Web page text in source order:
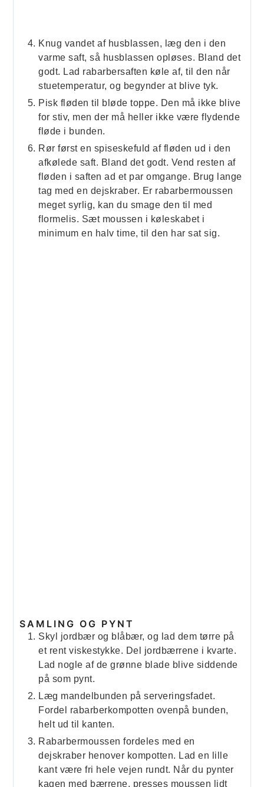
Knug vandet af husblassen, læg den i den
varme saft, så husblassen opløses. Bland det
godt. Lad rabarbersaften køle af, til den når
stuetemperatur, og begynder at blive tyk.
Pisk fløden til bløde toppe. Den må ikke blive
for stiv, men der må heller ikke være flydende
fløde i bunden.
Rør først en spiseskefuld af fløden ud i den
afkølede saft. Bland det godt. Vend resten af
fløden i saften ad et par omgange. Brug lange
tag med en dejskraber. Er rabarbermoussen
meget syrlig, kan du smage den til med
flormelis. Sæt moussen i køleskabet i
minimum en halv time, til den har sat sig.
SAMLING OG PYNT
Skyl jordbær og blåbær, og lad dem tørre på
et rent viskestykke. Del jordbærrene i kvarte.
Lad nogle af de grønne blade blive siddende
på som pynt.
Læg mandelbunden på serveringsfadet.
Fordel rabarberkompotten ovenpå bunden,
helt ud til kanten.
Rabarbermoussen fordeles med en
dejskraber henover kompotten. Lad en lille
kant være fri hele vejen rundt. Når du pynter
kagen med bærrene, presses moussen lidt